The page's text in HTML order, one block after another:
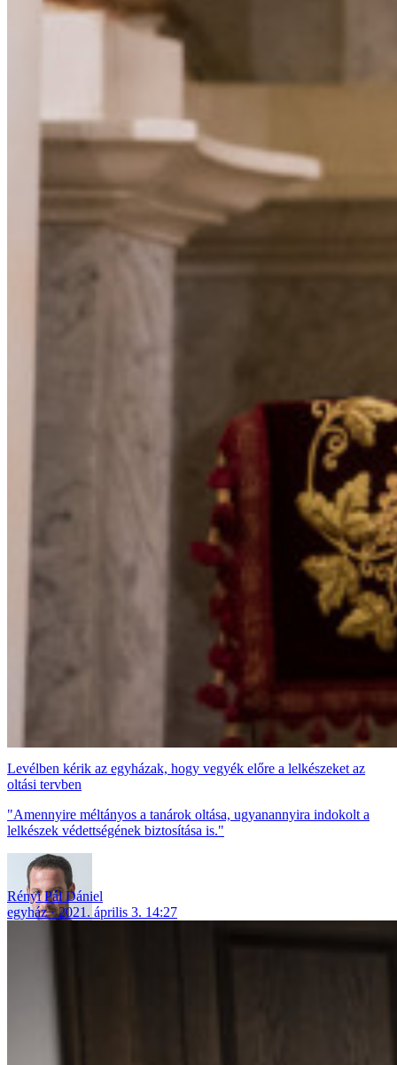
Levélben kérik az egyházak, hogy vegyék előre a lelkészeket az
oltási tervben
"Amennyire méltányos a tanárok oltása, ugyanannyira indokolt a
lelkészek védettségének biztosítása is."
Rényi Pál Dániel
egyház
2021. április 3. 14:27